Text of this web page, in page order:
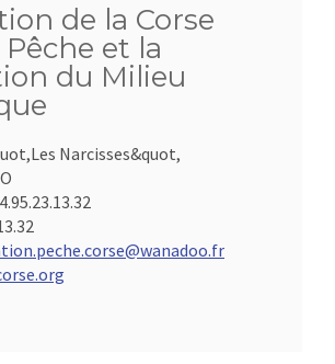
de la Corse
et la
du Milieu
Narcisses&quot,